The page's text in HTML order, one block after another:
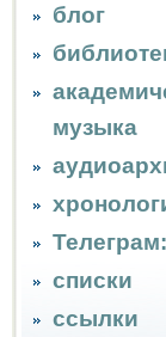
блог
музыка
списки
ссылки